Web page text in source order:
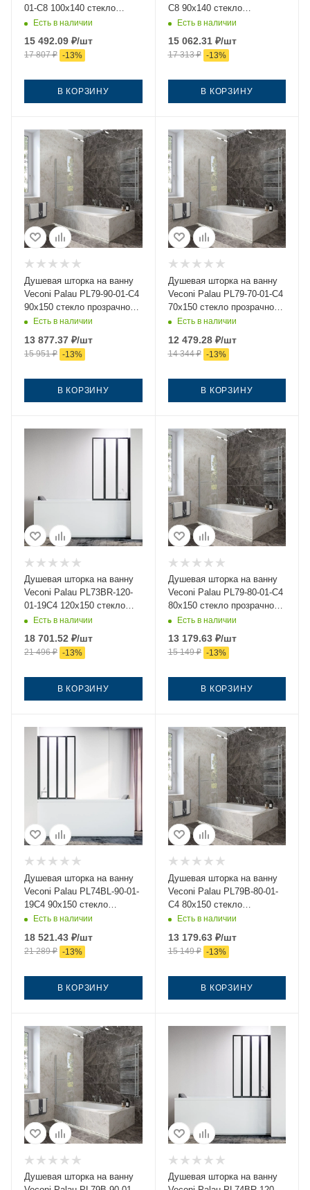
01-C8 100х140 стекло
прозрачное профиль хром
ориентация универсальная
Есть в наличии
15 492.09 ₽/шт
17 807₽ -13%
В КОРЗИНУ
C8 90х140 стекло
прозрачное профиль хром
ориентация универсальная
Есть в наличии
15 062.31₽/шт
17 313₽ -13%
В КОРЗИНУ
Душевая шторка на ванну
Veconi Palau PL79-90-01-C4
90х150 стекло прозрачное
профиль хром ориентация
Есть в наличии
13 877.37 ₽/шт
15 951₽ -13%
В КОРЗИНУ
Душевая шторка на ванну
Veconi Palau PL79-70-01-C4
70х150 стекло прозрачное
профиль хром ориентация
Есть в наличии
12 479.28₽/шт
14 344₽ -13%
В КОРЗИНУ
Душевая шторка на ванну
Veconi Palau PL73BR-120-
01-19C4 120х150 стекло
прозрачное профиль
черный ориентация правая
Есть в наличии
18 701.52 ₽/шт
21 496₽ -13%
В КОРЗИНУ
Душевая шторка на ванну
Veconi Palau PL79-80-01-C4
80х150 стекло прозрачное
профиль хром ориентация
универсальная
Есть в наличии
13 179.63₽/шт
15 149₽ -13%
В КОРЗИНУ
Душевая шторка на ванну
Veconi Palau PL74BL-90-01-
19C4 90х150 стекло
прозрачное профиль
Есть в наличии
18 521.43 ₽/шт
21 289₽ -13%
В КОРЗИНУ
Душевая шторка на ванну
Veconi Palau PL79B-80-01-
C4 80х150 стекло
прозрачное профиль
универсальная
Есть в наличии
13 179.63₽/шт
15 149₽ -13%
В КОРЗИНУ
Душевая шторка на ванну
Душевая шторка на ванну